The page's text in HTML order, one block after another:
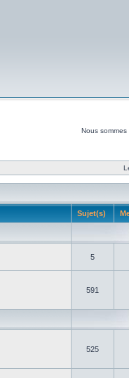
Nous
Sujet(s)
5
591
525